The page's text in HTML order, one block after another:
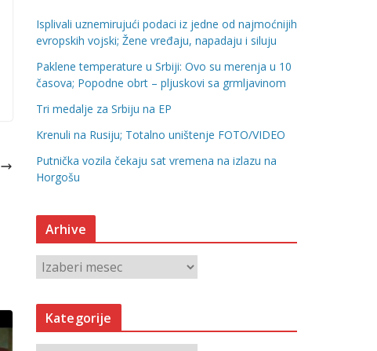
Isplivali uznemirujući podaci iz jedne od najmoćnijih
evropskih vojski; Žene vređaju, napadaju i siluju
Paklene temperature u Srbiji: Ovo su merenja u 10
časova; Popodne obrt – pljuskovi sa grmljavinom
Tri medalje za Srbiju na EP
Krenuli na Rusiju; Totalno uništenje FOTO/VIDEO
Putnička vozila čekaju sat vremena na izlazu na
Horgošu
Arhive
r
h
v
Kategorije